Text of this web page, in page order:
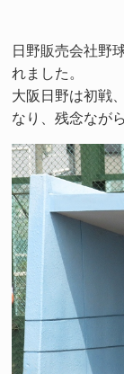
日野販売会社野
れました。
大阪日野は初戦
なり、残念なが